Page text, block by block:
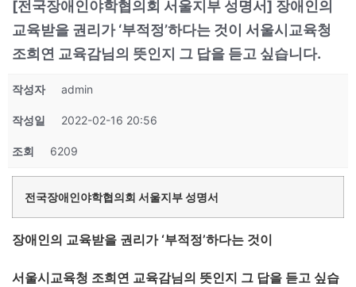
[전국장애인야학협의회 서울지부 성명서] 장애인의
교육받을 권리가 ‘부적정’하다는 것이 서울시교육청
조희연 교육감님의 뜻인지 그 답을 듣고 싶습니다.
작성자 admin
작성일 2022-02-16 20:56
조회 6209
전국장애인야학협의회 서울지부 성명서
장애인의 교육받을 권리가 ‘부적정’하다는 것이
서울시교육청 조희연 교육감님의 뜻인지 그 답을 듣고 싶습